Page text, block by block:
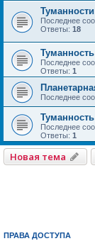
Последнее
Ответы: 18
Последнее
Ответы: 1
Последнее
Последнее
Ответы: 1
Новая тема
ПРАВА ДОСТУПА